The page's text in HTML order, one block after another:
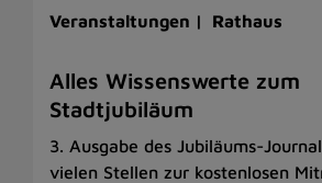
Veranstaltungen | Rathaus
Alles Wissenswerte zum
Stadtjubiläum
3. Ausgabe des Jubiläums-
vielen Stellen zur kostenlosen